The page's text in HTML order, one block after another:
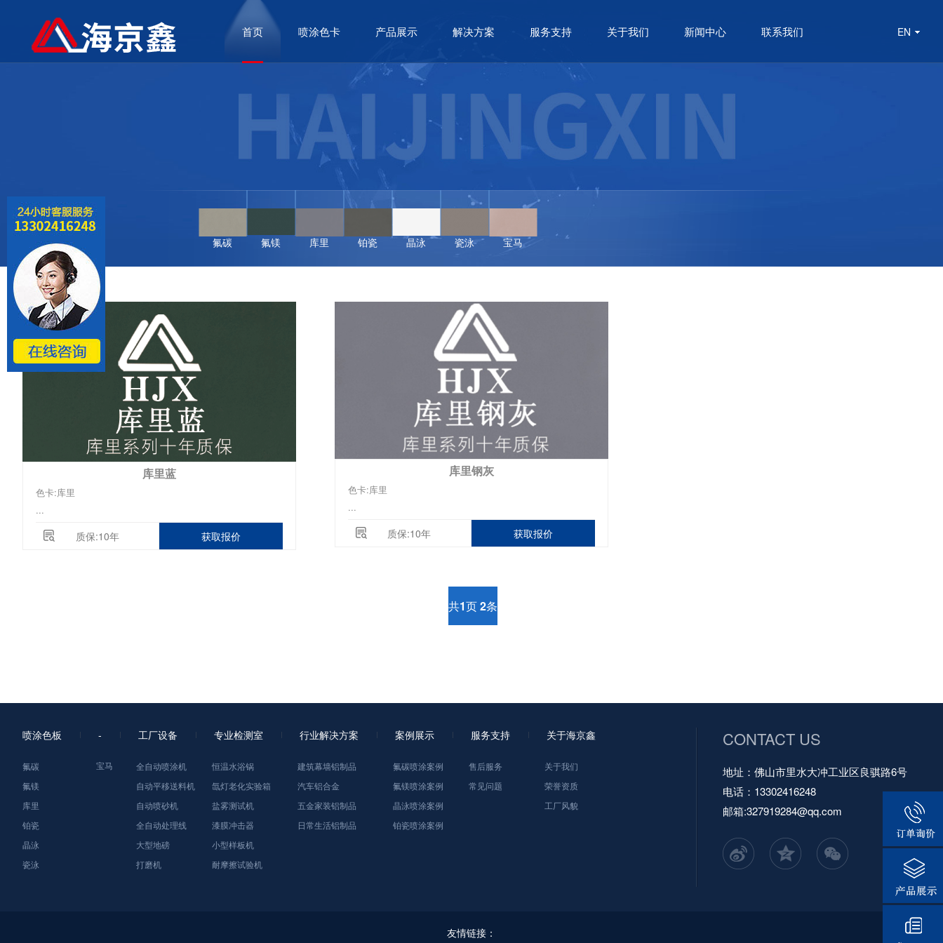
首页 喷涂色卡 产品展示 解决方案 服务支持 关于我们 新闻中心 联系我们 EN
氟碳 氟镁 库里 铂瓷 晶泳 瓷泳 宝马
库里蓝
色卡:库里
...
质保:10年 获取报价
库里钢灰
色卡:库里
...
质保:10年 获取报价
共1页2条
喷涂色板
氟碳
氟镁
库里
铂瓷
晶泳
瓷泳
-
宝马
工厂设备
全自动喷涂机
自动平移送料机
自动喷砂机
全自动处理线
大型地磅
打磨机
专业检测室
恒温水浴锅
氙灯老化实验箱
盐雾测试机
漆膜冲击器
小型样板机
耐摩擦试验机
行业解决方案
建筑幕墙铝制品
汽车铝合金
五金家装铝制品
日常生活铝制品
案例展示
氟碳喷涂案例
氟镁喷涂案例
晶泳喷涂案例
铂瓷喷涂案例
服务支持
售后服务
常见问题
关于海京鑫
关于我们
荣誉资质
工厂风貌
CONTACT US
地址：佛山市里水大冲工业区良骐路6号
电话：13302416248
邮箱:327919284@qq.com
友情链接：